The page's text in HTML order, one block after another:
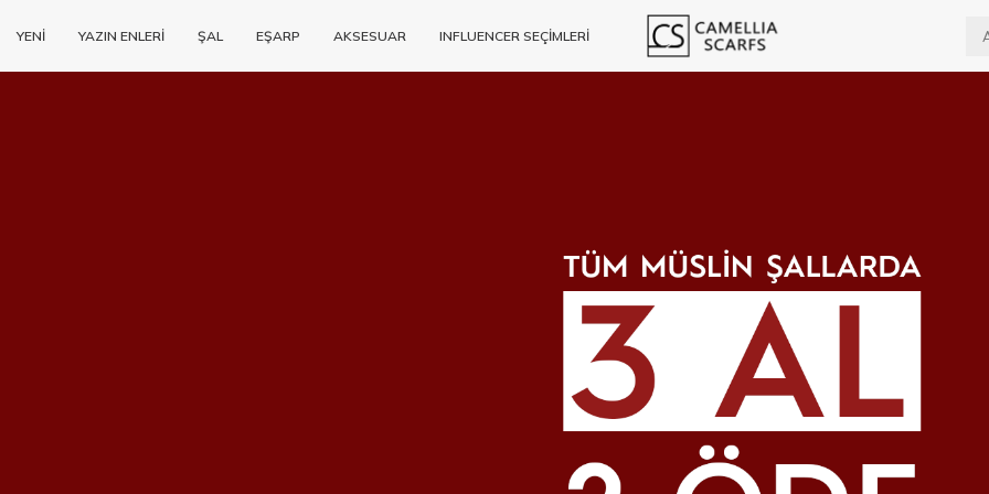
YENİ YAZIN ENLERİ ŞAL EŞARP AKSESUAR INFLUENCER SEÇİMLERİ